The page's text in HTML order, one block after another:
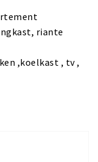
riante
,koelkast , tv ,